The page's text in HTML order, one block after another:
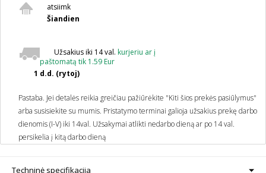
atsiimk
Šiandien
Užsakius iki 14 val. kurjeriu ar į
paštomatą tik 1.59 Eur
1 d.d. (rytoj)
Pastaba. Jei detalės reikia greičiau pažiūrėkite "Kiti šios prekės pasiūlymus"
arba susisiekite su mumis. Pristatymo terminai galioja užsakius prekę darbo
dienomis (I-V) iki 14val. Užsakymai atlikti nedarbo dieną ar po 14 val.
persikelia į kitą darbo dieną
Techninė specifikacija